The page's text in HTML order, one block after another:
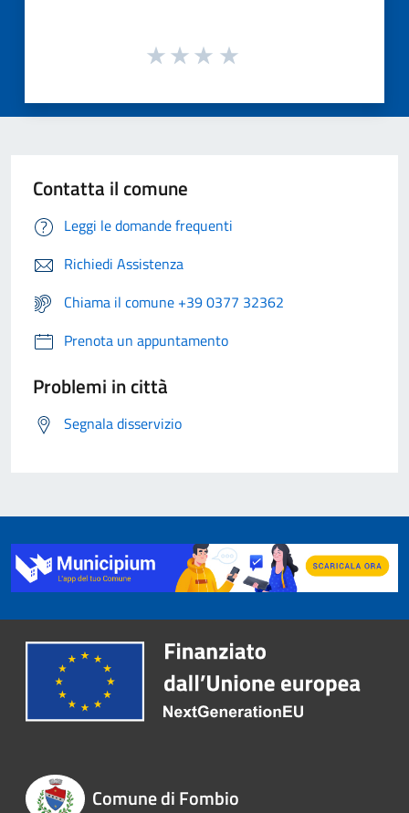
Contatta il comune
Leggi le domande frequenti
Richiedi Assistenza
Chiama il comune +39 0377 32362
Prenota un appuntamento
Problemi in città
Segnala disservizio
Comune di Fombio